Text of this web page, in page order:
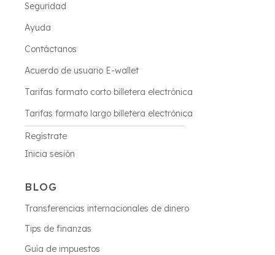
Seguridad
Ayuda
Contáctanos
Acuerdo de usuario E-wallet
Tarifas formato corto billetera electrónica
Tarifas formato largo billetera electrónica
Regístrate
Inicia sesión
BLOG
Transferencias internacionales de dinero
Tips de finanzas
Guía de impuestos